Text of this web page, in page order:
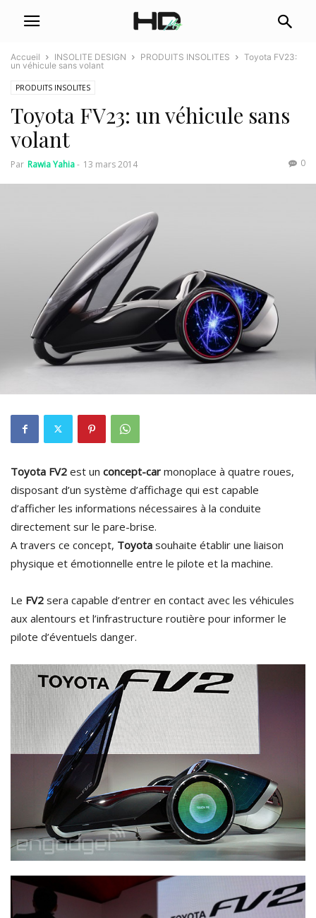
Accueil INSOLITE DESIGN PRODUITS INSOLITES
Toyota FV23:
un véhicule sans volant
PRODUITS INSOLITES
Toyota FV23: un véhicule sans
volant
Par Rawia Yahia- 13 mars 2014 0
Toyota FV2 est un concept-car monoplace à quatre roues,
disposant d’un système d’affichage qui est capable
d’afficher les informations nécessaires à la conduite
directement sur le pare-brise.
A travers ce concept, Toyota souhaite établir une liaison
physique et émotionnelle entre le pilote et la machine.
Le FV2 sera capable d’entrer en contact avec les véhicules
aux alentours et l’infrastructure routière pour informer le
pilote d’éventuels danger.